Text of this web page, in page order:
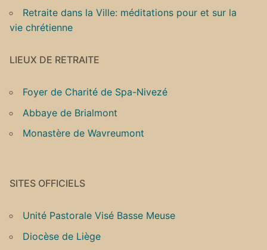
Retraite dans la Ville: méditations pour et sur la
vie chrétienne
LIEUX DE RETRAITE
Foyer de Charité de Spa-Nivezé
Abbaye de Brialmont
Monastère de Wavreumont
SITES OFFICIELS
Unité Pastorale Visé Basse Meuse
Diocèse de Liège